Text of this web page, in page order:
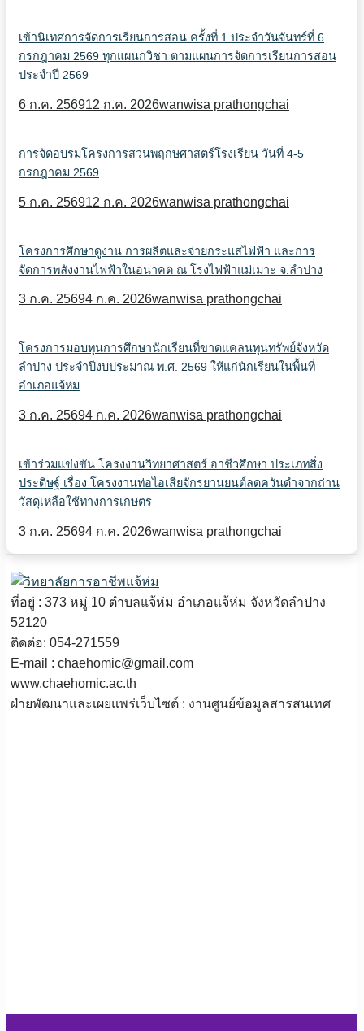
เข้านิเทศการจัดการเรียนการสอน ครั้งที่ 1 ประจำวันจันทร์ที่ 6
กรกฎาคม 2569 ทุกแผนกวิชา ตามแผนการจัดการเรียนการสอน
ประจำปี 2569
6 ก.ค. 256912 ก.ค. 2026wanwisa prathongchai
การจัดอบรมโครงการสวนพฤกษศาสตร์โรงเรียน วันที่ 4-5
กรกฎาคม 2569
5 ก.ค. 256912 ก.ค. 2026wanwisa prathongchai
โครงการศึกษาดูงาน การผลิตและจ่ายกระแสไฟฟ้า และการ
จัดการพลังงานไฟฟ้าในอนาคต ณ โรงไฟฟ้าแม่เมาะ จ.ลำปาง
3 ก.ค. 25694 ก.ค. 2026wanwisa prathongchai
โครงการมอบทุนการศึกษานักเรียนที่ขาดแคลนทุนทรัพย์จังหวัด
ลำปาง ประจำปีงบประมาณ พ.ศ. 2569 ให้แก่นักเรียนในพื้นที่
อำเภอแจ้ห่ม
3 ก.ค. 25694 ก.ค. 2026wanwisa prathongchai
เข้าร่วมแข่งขัน โครงงานวิทยาศาสตร์ อาชีวศึกษา ประเภทสิ่ง
ประดิษฐ์ เรื่อง โครงงานท่อไอเสียจักรยานยนต์ลดควันดำจากถ่าน
วัสดุเหลือใช้ทางการเกษตร
3 ก.ค. 25694 ก.ค. 2026wanwisa prathongchai
ที่อยู่ : 373 หมู่ 10 ตำบลแจ้ห่ม อำเภอแจ้ห่ม จังหวัดลำปาง
52120
ติดต่อ: 054-271559
E-mail : chaehomic@gmail.com
www.chaehomic.ac.th
ฝ่ายพัฒนาและเผยแพร่เว็บไซต์ : งานศูนย์ข้อมูลสารสนเทศ